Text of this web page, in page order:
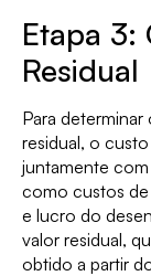
Etapa 3:
Residual
Para
residual, o
juntamente
como custos
e lucro do
valor residual,
obtido a partir